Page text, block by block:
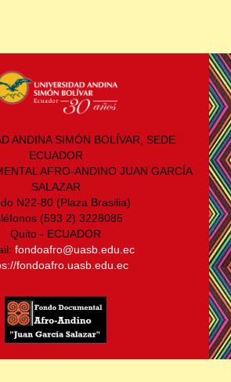
ANDINA SIMÓN BOLÍVAR, SEDE
ECUADOR
AFRO-ANDINO JUAN GARCÍA
SALAZAR
N22-80 (Plaza Brasilia)
(593 2) 3228085
Quito - ECUADOR
fondoafro@uasb.edu.ec
fondoafro.uasb.edu.ec